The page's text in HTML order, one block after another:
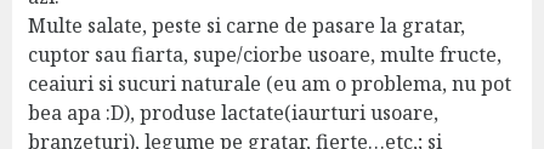
Multe salate, peste si carne de pasare la gratar,
cuptor sau fiarta, supe/ciorbe usoare, multe fructe,
ceaiuri si sucuri naturale (eu am o problema, nu pot
bea apa :D), produse lactate(iaurturi usoare,
branzeturi), legume pe gratar, fierte…etc,; si